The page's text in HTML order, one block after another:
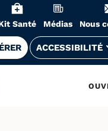
Santé Médias Nous
ACCESSIBILITÉ